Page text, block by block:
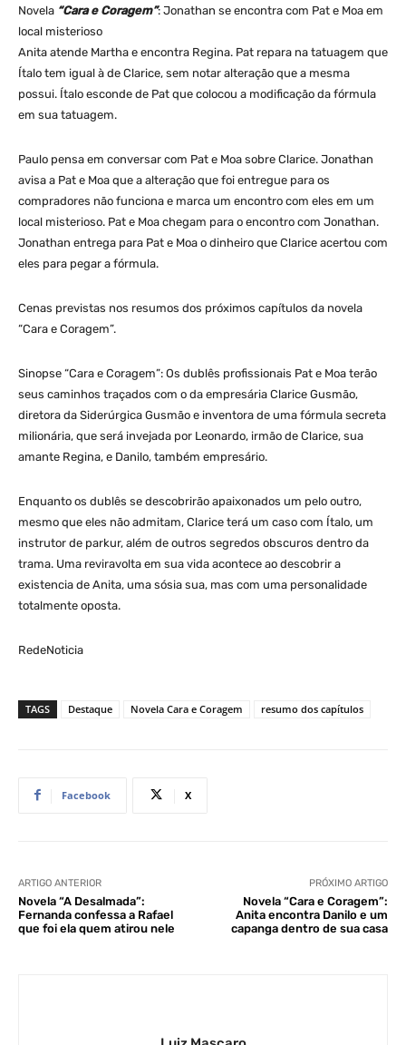
Novela “Cara e Coragem”: Jonathan se encontra com Pat e Moa em
local misterioso
Anita atende Martha e encontra Regina. Pat repara na tatuagem que
Ítalo tem igual à de Clarice, sem notar alteração que a mesma
possui. Ítalo esconde de Pat que colocou a modificação da fórmula
em sua tatuagem.
Paulo pensa em conversar com Pat e Moa sobre Clarice. Jonathan
avisa a Pat e Moa que a alteração que foi entregue para os
compradores não funciona e marca um encontro com eles em um
local misterioso. Pat e Moa chegam para o encontro com Jonathan.
Jonathan entrega para Pat e Moa o dinheiro que Clarice acertou com
eles para pegar a fórmula.
Cenas previstas nos resumos dos próximos capítulos da novela
“Cara e Coragem”.
Sinopse “Cara e Coragem”: Os dublês profissionais Pat e Moa terão
seus caminhos traçados com o da empresária Clarice Gusmão,
diretora da Siderúrgica Gusmão e inventora de uma fórmula secreta
milionária, que será invejada por Leonardo, irmão de Clarice, sua
amante Regina, e Danilo, também empresário.
Enquanto os dublês se descobrirão apaixonados um pelo outro,
mesmo que eles não admitam, Clarice terá um caso com Ítalo, um
instrutor de parkur, além de outros segredos obscuros dentro da
trama. Uma reviravolta em sua vida acontece ao descobrir a
existencia de Anita, uma sósia sua, mas com uma personalidade
totalmente oposta.
RedeNoticia
TAGS Destaque Novela Cara e Coragem resumo dos capítulos
Facebook X
ARTIGO ANTERIOR
Novela “A Desalmada”:
Fernanda confessa a Rafael
que foi ela quem atirou nele
PRÓXIMO ARTIGO
Novela “Cara e Coragem”:
Anita encontra Danilo e um
capanga dentro de sua casa